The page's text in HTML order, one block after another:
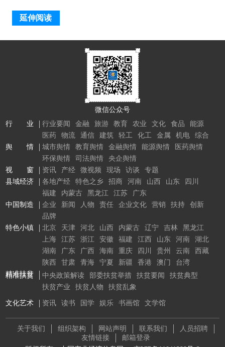
延伸阅读
微信公众号
行 业
行业要闻 金融 旅游 教育 农业 文化 食品
能源
医药
物流 通信 建筑 轻工 化工 金属 机电
综合
舆 情
城市舆情 教育舆情 金融舆情 能源舆情
医药舆情
环保舆情
司法舆情
央企舆情
视 窗
资讯 产经 微视频 现场 访谈
专题
县域经济
各地产经 特色之乡 招商 河南 山西 山东
四川
福建
内蒙古 黑龙江 江苏
广东
中国制造
企业 新闻 人物 责任 企业文化 营销 扶持
创新
品牌
特色小镇
北京 天津 河北 山西 内蒙古 辽宁 吉林
黑龙江
上海
江苏 浙江 安徽 福建 江西 山东 河南
湖北
湖南
广东 广西 海南 重庆 四川 贵州 云南
西藏
陕西
甘肃 青海 宁夏 新疆 香港 澳门
台湾
精准扶贫
文化艺术 资讯 读书 国学 娱乐 书画馆 文学馆
精准扶贫 中央政策解读 部委扶贫举措 扶贫要闻
扶贫典型
扶贫产业
扶贫人物 扶贫乱象
关于我们 组织架构 网站声明 联系我们
人员招聘
友情链接
邮箱登录